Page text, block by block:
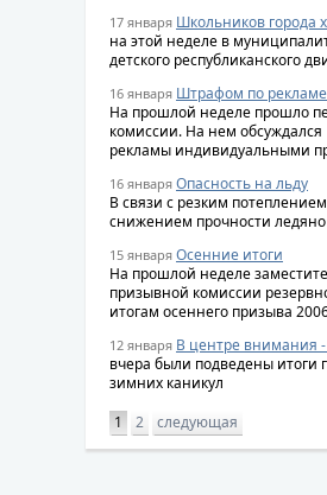
17 января Школьников города
на этой неделе в
детского республиканского
16 января Штрафом по рекламе
На прошлой неделе прошло
комиссии. На нем
рекламы индивидуальными
16 января Опасность на льду
В связи с резким
снижением прочности
15 января Осенние итоги
На прошлой неделе
призывной комиссии
итогам осеннего призыва
12 января В центре внимания
вчера были подведены итоги
зимних каникул
1
2 следующая